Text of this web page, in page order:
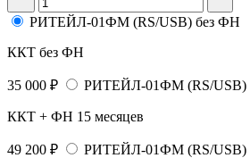
РИТЕЙЛ-01ФМ (RS/USB) без ФН
ККТ без ФН
35 000 ₽ РИТЕЙЛ-01ФМ (RS/USB)
ККТ + ФН 15 месяцев
49 200 ₽ РИТЕЙЛ-01ФМ (RS/USB)